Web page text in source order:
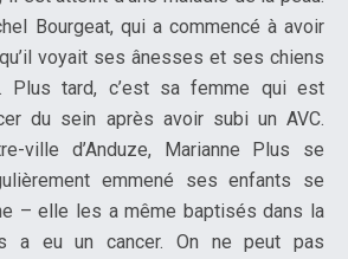
Bourgeat, qui a commencé à avoir
voyait ses ânesses et ses chiens
Plus tard, c’est sa femme qui est
du sein après avoir subi un AVC.
ville d’Anduze, Marianne Plus se
emmené ses enfants se
– elle les a même baptisés dans la
a eu un cancer. On ne peut pas